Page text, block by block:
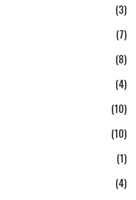
(3)
(7)
(8)
(4)
(10)
(10)
(1)
(4)